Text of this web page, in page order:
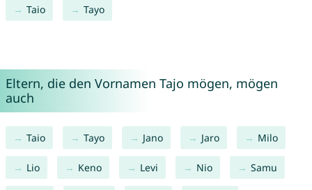
Taio Tayo
Eltern, die den Vornamen Tajo mögen, mögen
auch
Taio Tayo Jano Jaro Milo
Lio Keno Levi Nio Samu